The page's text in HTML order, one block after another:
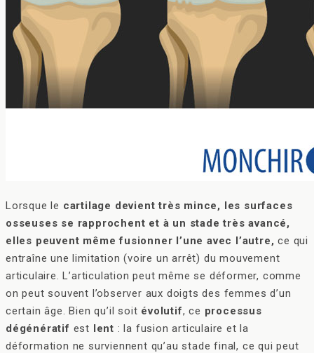
Lorsque le cartilage devient très mince, les surfaces
osseuses se rapprochent et à un stade très avancé,
elles peuvent même fusionner l’une avec l’autre, ce qui
entraîne une limitation (voire un arrêt) du mouvement
articulaire. L’articulation peut même se déformer, comme
on peut souvent l’observer aux doigts des femmes d’un
certain âge. Bien qu’il soit évolutif, ce processus
dégénératif est lent : la fusion articulaire et la
déformation ne surviennent qu’au stade final, ce qui peut